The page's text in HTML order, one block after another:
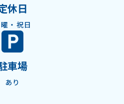
休日
・祝日
車場
あり